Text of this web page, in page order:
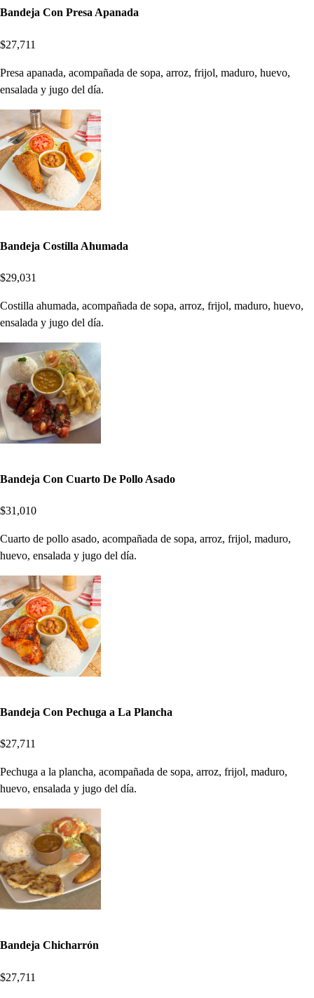
Bandeja Con Presa Apanada
$27,711
Presa apanada, acompañada de sopa, arroz, frijol, maduro, huevo,
ensalada y jugo del día.
Bandeja Costilla Ahumada
$29,031
Costilla ahumada, acompañada de sopa, arroz, frijol, maduro, huevo,
ensalada y jugo del día.
Bandeja Con Cuarto De Pollo Asado
$31,010
Cuarto de pollo asado, acompañada de sopa, arroz, frijol, maduro,
huevo, ensalada y jugo del día.
Bandeja Con Pechuga a La Plancha
$27,711
Pechuga a la plancha, acompañada de sopa, arroz, frijol, maduro,
huevo, ensalada y jugo del día.
Bandeja Chicharrón
$27,711